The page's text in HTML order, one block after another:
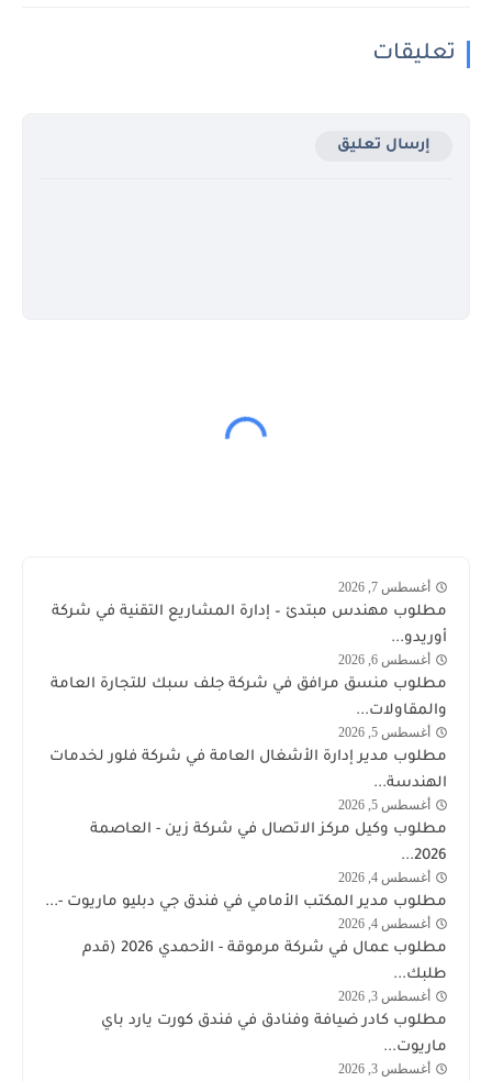
تعليقات
إرسال تعليق
وظائف
أغسطس 7, 2026
مطلوب مهندس مبتدئ – إدارة المشاريع التقنية في شركة
أوريدو...
وظائف
أغسطس 6, 2026
مطلوب منسق مرافق في شركة جلف سبك للتجارة العامة
والمقاولات...
وظائف
أغسطس 5, 2026
مطلوب مدير إدارة الأشغال العامة في شركة فلور لخدمات
الهندسة...
توظيف
أغسطس 5, 2026
مطلوب وكيل مركز الاتصال في شركة زين - العاصمة
2026...
وظائف
الكويت
اليوم
أغسطس 4, 2026
مطلوب مدير المكتب الأمامي في فندق جي دبليو ماريوت -...
الكويت
أغسطس 4, 2026
مطلوب عمال في شركة مرموقة - الأحمدي 2026 (قدم
طلبك...
وظائف
أغسطس 3, 2026
مطلوب كادر ضيافة وفنادق في فندق كورت يارد باي
ماريوت...
أغسطس 3, 2026